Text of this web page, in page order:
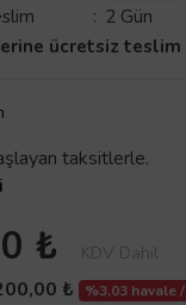
: 2 Gün
ücretsiz
taksitlerle.
₺ KDV Dahil
₺ %3,03 havale